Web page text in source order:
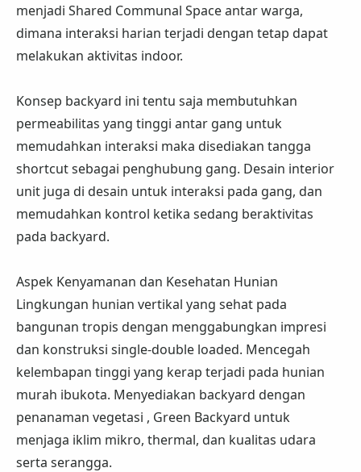
menjadi Shared Communal Space antar warga,
dimana interaksi harian terjadi dengan tetap dapat
melakukan aktivitas indoor.
Konsep backyard ini tentu saja membutuhkan
permeabilitas yang tinggi antar gang untuk
memudahkan interaksi maka disediakan tangga
shortcut sebagai penghubung gang. Desain interior
unit juga di desain untuk interaksi pada gang, dan
memudahkan kontrol ketika sedang beraktivitas
pada backyard.
Aspek Kenyamanan dan Kesehatan Hunian
Lingkungan hunian vertikal yang sehat pada
bangunan tropis dengan menggabungkan impresi
dan konstruksi single-double loaded. Mencegah
kelembapan tinggi yang kerap terjadi pada hunian
murah ibukota. Menyediakan backyard dengan
penanaman vegetasi , Green Backyard untuk
menjaga iklim mikro, thermal, dan kualitas udara
serta serangga.